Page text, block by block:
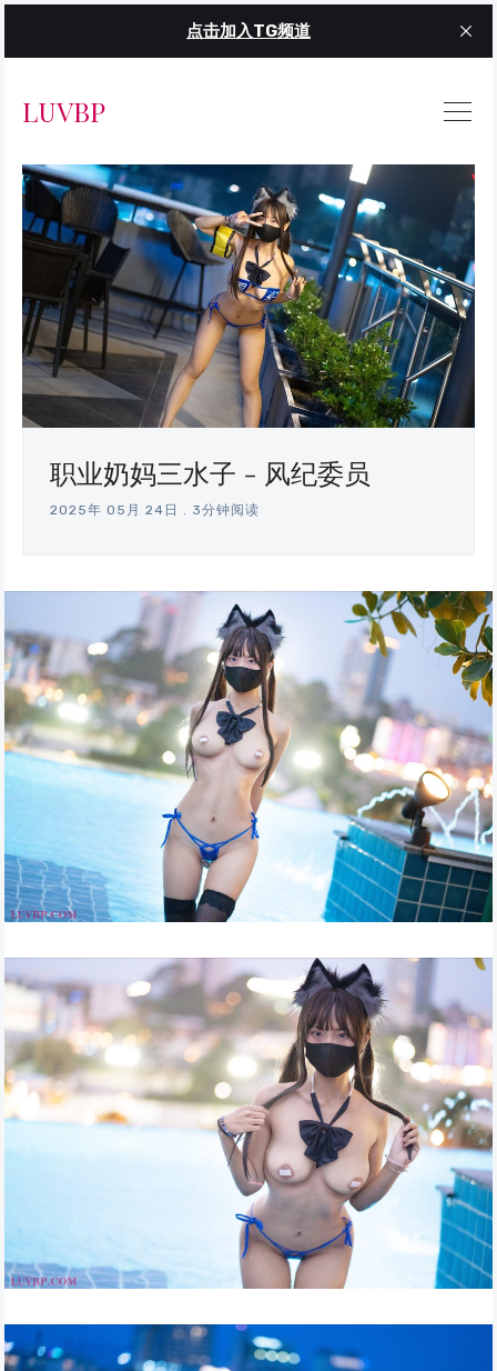
点击加入TG频道
LUVBP
职业奶妈三水子 - 风纪委员
2025年 05月 24日 3分钟阅读